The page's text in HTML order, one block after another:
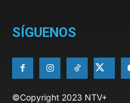
SÍGUENOS
©Copyright 2023 NTV+